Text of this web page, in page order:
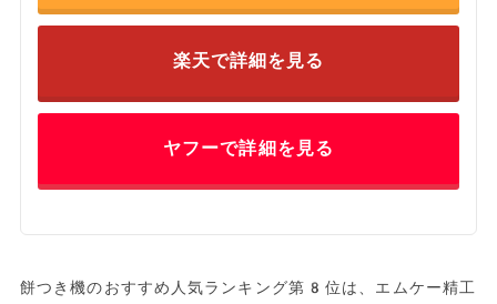
楽天で詳細を見る
ヤフーで詳細を見る
餅つき機のおすすめ人気ランキング第8位は、エムケー精工